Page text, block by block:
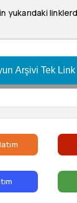
yukarıdaki
Arşivi Tek